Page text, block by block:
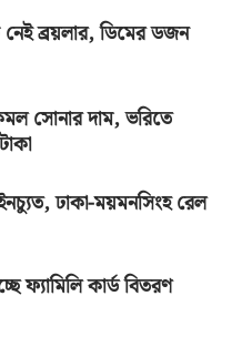
ব্রয়লার, ডিমের ডজন
সোনার দাম, ভরিতে
ঢাকা-ময়মনসিংহ রেল
ফ্যামিলি কার্ড বিতরণ